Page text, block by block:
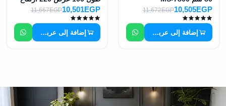
10,505EGP
11,672EGP
إضافة إلى عربة التسوق
80 سم MS-7801
10,501EGP
11,667EGP
إضافة إلى عربة التسوق